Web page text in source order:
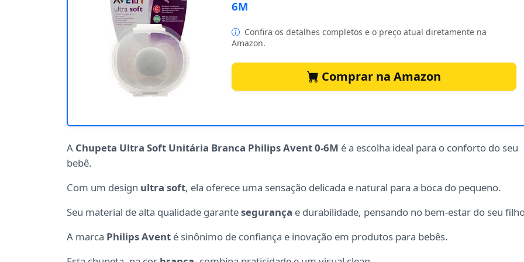
6M
Confira os detalhes completos e o preço atual diretamente na
Amazon.
Comprar na Amazon
A Chupeta Ultra Soft Unitária Branca Philips Avent 0-6M é a escolha ideal para o conforto do seu
bebê.
Com um design ultra soft, ela oferece uma sensação delicada e natural para a boca do pequeno.
Seu material de alta qualidade garantesegurança e durabilidade, pensando no bem-estar do seu
A marca Philips Avent é sinônimo de confiança e inovação em produtos para bebês.